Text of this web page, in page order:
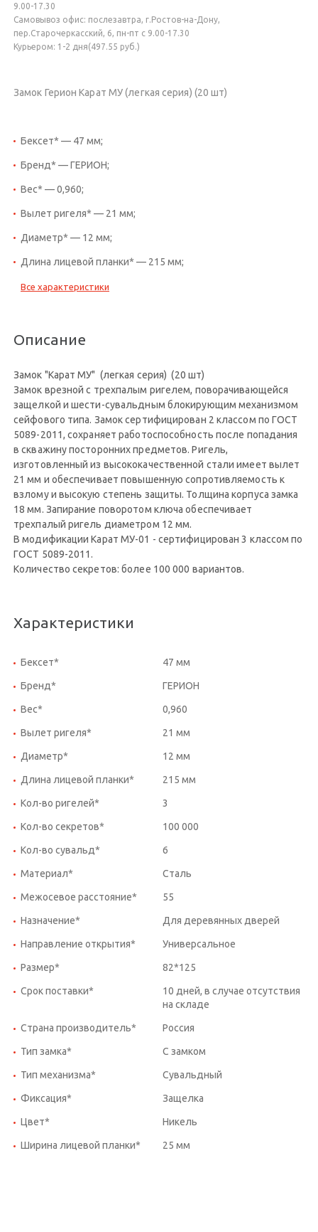
9.00-17.30
Самовывоз офис: послезавтра, г.Ростов-на-Дону,
пер.Старочеркасский, 6, пн-пт с 9.00-17.30
Курьером: 1-2 дня(497.55 руб.)
Замок Герион Карат МУ (легкая серия) (20 шт)
Бексет* — 47 мм;
Бренд* — ГЕРИОН;
Вес* — 0,960;
Вылет ригеля* — 21 мм;
Диаметр* — 12 мм;
Длина лицевой планки* — 215 мм;
Все характеристики
Описание
Замок "Карат МУ" (легкая серия) (20 шт)
Замок врезной с трехпалым ригелем, поворачивающейся
защелкой и шести-сувальдным блокирующим механизмом
сейфового типа. Замок сертифицирован 2 классом по ГОСТ
5089-2011, сохраняет работоспособность после попадания
в скважину посторонних предметов. Ригель,
изготовленный из высококачественной стали имеет вылет
21 мм и обеспечивает повышенную сопротивляемость к
взлому и высокую степень защиты. Толщина корпуса замка
18 мм. Запирание поворотом ключа обеспечивает
трехпалый ригель диаметром 12 мм.
В модификации Карат МУ-01 - сертифицирован 3 классом по
ГОСТ 5089-2011.
Количество секретов: более 100 000 вариантов.
Характеристики
Бексет* 47 мм
Бренд* ГЕРИОН
Вес* 0,960
Вылет ригеля* 21 мм
Диаметр* 12 мм
Длина лицевой планки* 215 мм
Кол-во ригелей* 3
Кол-во секретов* 100 000
Кол-во сувальд* 6
Материал* Сталь
Межосевое расстояние* 55
Назначение* Для деревянных дверей
Направление открытия* Универсальное
Размер* 82*125
Срок поставки*
10 дней, в случае отсутствия
на складе
Страна производитель* Россия
Тип замка* С замком
Тип механизма* Сувальдный
Фиксация* Защелка
Цвет* Никель
Ширина лицевой планки* 25 мм